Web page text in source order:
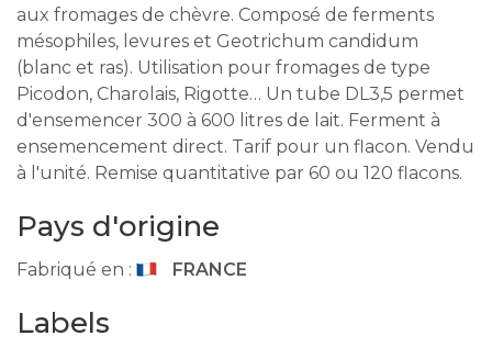
aux fromages de chèvre. Composé de ferments
mésophiles, levures et Geotrichum candidum
(blanc et ras). Utilisation pour fromages de type
Picodon, Charolais, Rigotte… Un tube DL3,5 permet
d'ensemencer 300 à 600 litres de lait. Ferment à
ensemencement direct. Tarif pour un flacon. Vendu
à l'unité. Remise quantitative par 60 ou 120 flacons.
Pays d'origine
Fabriqué en : FRANCE
Labels